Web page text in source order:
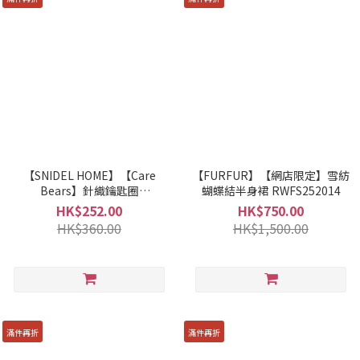
【SNIDEL HOME】【Care
Bears】針織鑰匙圈
SHGG254246
HK$252.00
HK$360.00
【FURFUR】【網店限定】雪紡
蝴蝶結半身裙 RWFS252014
HK$750.00
HK$1,500.00
滿件再折 滿件再折